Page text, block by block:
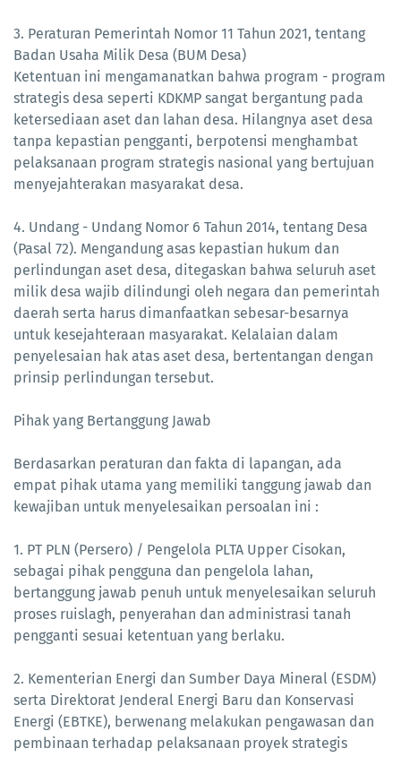
3. Peraturan Pemerintah Nomor 11 Tahun 2021, tentang
Badan Usaha Milik Desa (BUM Desa)
Ketentuan ini mengamanatkan bahwa program - program
strategis desa seperti KDKMP sangat bergantung pada
ketersediaan aset dan lahan desa. Hilangnya aset desa
tanpa kepastian pengganti, berpotensi menghambat
pelaksanaan program strategis nasional yang bertujuan
menyejahterakan masyarakat desa.
4. Undang - Undang Nomor 6 Tahun 2014, tentang Desa
(Pasal 72). Mengandung asas kepastian hukum dan
perlindungan aset desa, ditegaskan bahwa seluruh aset
milik desa wajib dilindungi oleh negara dan pemerintah
daerah serta harus dimanfaatkan sebesar-besarnya
untuk kesejahteraan masyarakat. Kelalaian dalam
penyelesaian hak atas aset desa, bertentangan dengan
prinsip perlindungan tersebut.
Pihak yang Bertanggung Jawab
Berdasarkan peraturan dan fakta di lapangan, ada
empat pihak utama yang memiliki tanggung jawab dan
kewajiban untuk menyelesaikan persoalan ini :
1. PT PLN (Persero) / Pengelola PLTA Upper Cisokan,
sebagai pihak pengguna dan pengelola lahan,
bertanggung jawab penuh untuk menyelesaikan seluruh
proses ruislagh, penyerahan dan administrasi tanah
pengganti sesuai ketentuan yang berlaku.
2. Kementerian Energi dan Sumber Daya Mineral (ESDM)
serta Direktorat Jenderal Energi Baru dan Konservasi
Energi (EBTKE), berwenang melakukan pengawasan dan
pembinaan terhadap pelaksanaan proyek strategis